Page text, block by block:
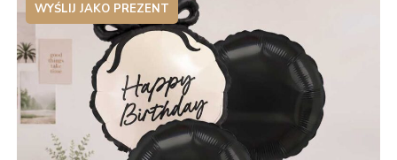
WYŚLIJ JAKO PREZENT